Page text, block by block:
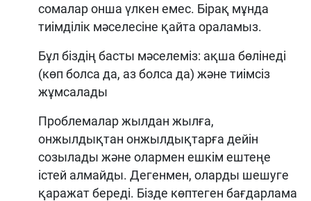
сомалар онша үлкен емес. Бірақ мұнда
тиімділік мәселесіне қайта ораламыз.
Бұл біздің басты мәселеміз: ақша бөлінеді
(көп болса да, аз болса да) және тиімсіз
жұмсалады
Проблемалар жылдан жылға,
онжылдықтан онжылдықтарға дейін
созылады және олармен ешкім ештеңе
істей алмайды. Дегенмен, оларды шешуге
қаражат береді. Бізде көптеген бағдарлама